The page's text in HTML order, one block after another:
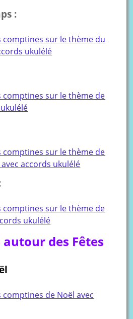
:
comptines sur le thème du
ukulélé
comptines sur le thème de
comptines sur le thème de
accords ukulélé
comptines sur le thème de
ukulélé
des Fêtes
comptines de Noël avec